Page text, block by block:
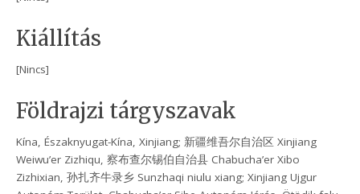
Kiállítás
[Nincs]
Földrajzi tárgyszavak
Kína, Északnyugat-Kína, Xinjiang; 新疆维吾尔自治区 Xinjiang
Weiwu’er Zizhiqu, 察布查尔锡伯自治县 Chabucha’er Xibo
Zizhixian, 孙扎齐牛录乡 Sunzhaqi niulu xiang; Xinjiang Ujgur